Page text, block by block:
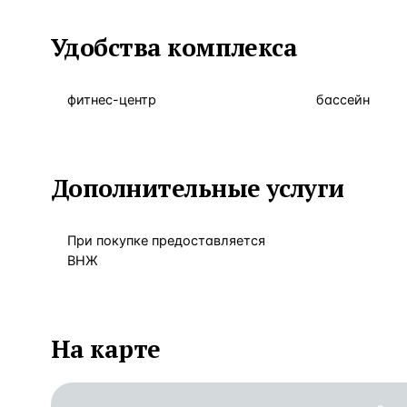
Удобства комплекса
фитнес-центр бассейн
Дополнительные услуги
При покупке предоставляется
ВНЖ
На карте